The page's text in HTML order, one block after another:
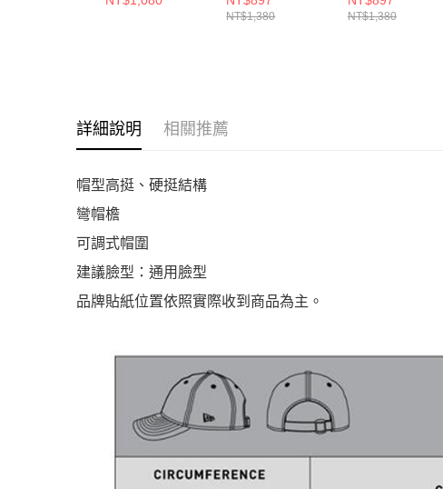
基 黃
NE14499511
NT$1,380
NE14499510
NT$1,380
詳細說明 相關推薦
帽型高挺、硬挺結構
彎帽檐
可調式帽圍
建議臉型：通用臉型
品牌貼紙位置依照實際收到商品為主。